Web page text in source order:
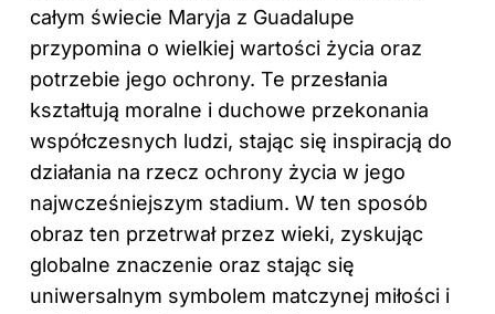
całym świecie Maryja z Guadalupe
przypomina o wielkiej wartości życia oraz
potrzebie jego ochrony. Te przesłania
kształtują moralne i duchowe przekonania
współczesnych ludzi, stając się inspiracją do
działania na rzecz ochrony życia w jego
najwcześniejszym stadium. W ten sposób
obraz ten przetrwał przez wieki, zyskując
globalne znaczenie oraz stając się
uniwersalnym symbolem matczynej miłości i